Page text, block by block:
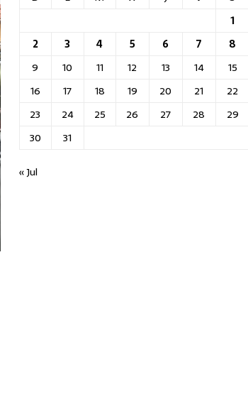
1
2
3 4 5 6 7
8
9
10 11 12 13 14
15
16
17 18 19 20 21
22
23
24 25 26 27 28
29
30
31
« Jul